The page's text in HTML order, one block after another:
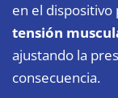
en el dispositivo
tensión
ajustando la
consecuencia.